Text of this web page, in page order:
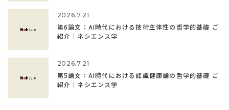
2026.7.21
第6論文：AI時代における技術主体性の哲学的基礎 ご
紹介｜ネシエンス学
2026.7.21
第5論文：AI時代における認識健康論の哲学的基礎 ご
紹介｜ネシエンス学